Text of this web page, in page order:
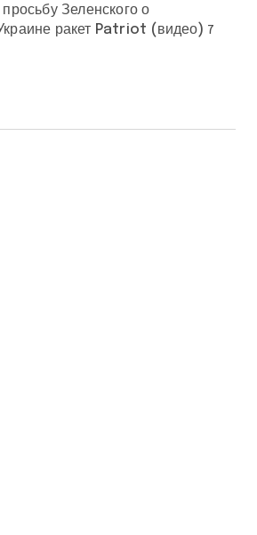
Зеленского о
ракет Patriot (видео) 7